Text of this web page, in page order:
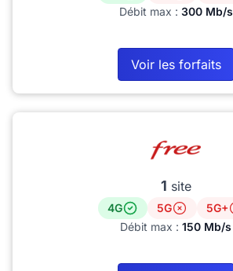
Débit max : 300 Mb/s
Voir les forfaits
1 site
4G 5G
5G+
Débit max : 150 Mb/s